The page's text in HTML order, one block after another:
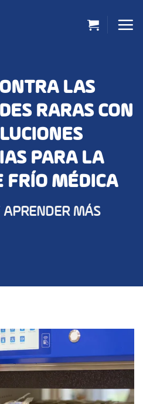
LAS
RARAS CON
PARA LA
FRÍO MÉDICA
MÁS